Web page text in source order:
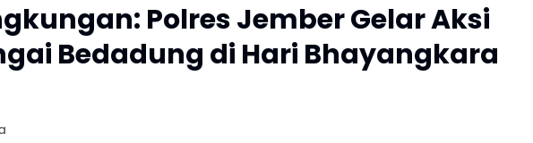
Polres Jember Gelar Aksi
Bedadung di Hari Bhayangkara